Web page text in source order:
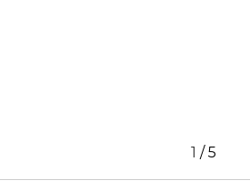
1 /5